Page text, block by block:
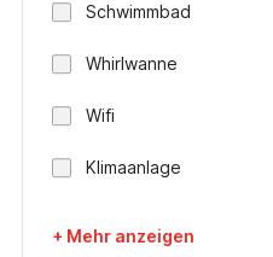
Schwimmbad
Whirlwanne
Wifi
Klimaanlage
+ Mehr anzeigen